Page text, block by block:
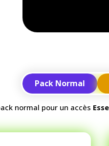
Pack Normal
normal pour un accès